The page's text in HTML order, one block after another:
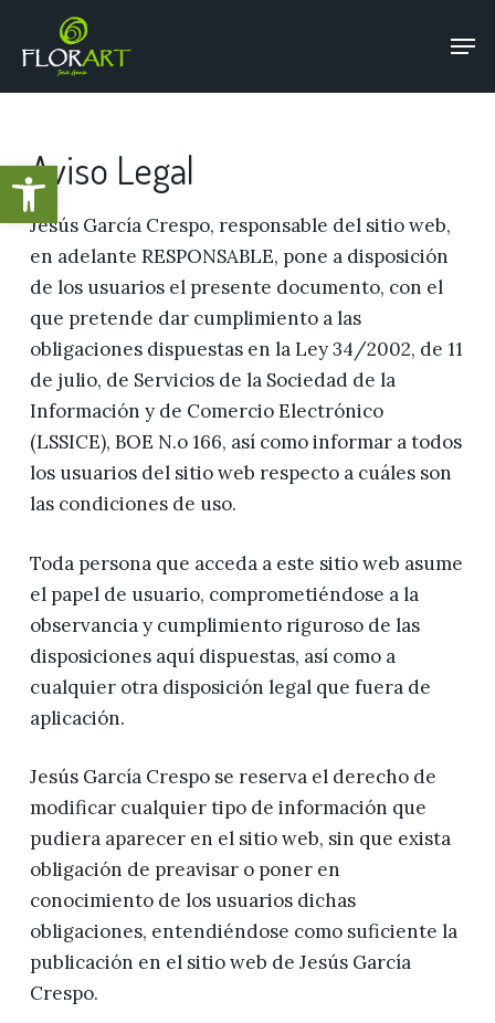
Abrir barra de herramientas
contenido
Aviso Legal
Jesús García Crespo, responsable del sitio web,
en adelante RESPONSABLE, pone a disposición
de los usuarios el presente documento, con el
que pretende dar cumplimiento a las
obligaciones dispuestas en la Ley 34/2002, de 11
de julio, de Servicios de la Sociedad de la
Información y de Comercio Electrónico
(LSSICE), BOE N.o 166, así como informar a todos
los usuarios del sitio web respecto a cuáles son
las condiciones de uso.
Toda persona que acceda a este sitio web asume
el papel de usuario, comprometiéndose a la
observancia y cumplimiento riguroso de las
disposiciones aquí dispuestas, así como a
cualquier otra disposición legal que fuera de
aplicación.
Jesús García Crespo se reserva el derecho de
modificar cualquier tipo de información que
pudiera aparecer en el sitio web, sin que exista
obligación de preavisar o poner en
conocimiento de los usuarios dichas
obligaciones, entendiéndose como suficiente la
publicación en el sitio web de Jesús García
Crespo.